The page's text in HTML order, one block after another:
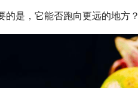
是，它能否跑向更远的地方？